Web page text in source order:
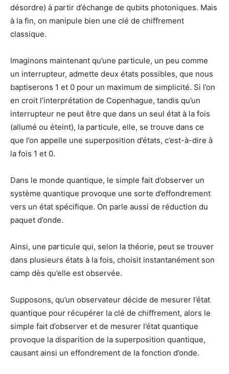
désordre) à partir d’échange de qubits photoniques. Mais
à la fin, on manipule bien une clé de chiffrement
classique.
Imaginons maintenant qu’une particule, un peu comme
un interrupteur, admette deux états possibles, que nous
baptiserons 1 et 0 pour un maximum de simplicité. Si l’on
en croit l’interprétation de Copenhague, tandis qu’un
interrupteur ne peut être que dans un seul état à la fois
(allumé ou éteint), la particule, elle, se trouve dans ce
que l’on appelle une superposition d’états, c’est-à-dire à
la fois 1 et 0.
Dans le monde quantique, le simple fait d’observer un
système quantique provoque une sorte d’effondrement
vers un état spécifique. On parle aussi de réduction du
paquet d’onde.
Ainsi, une particule qui, selon la théorie, peut se trouver
dans plusieurs états à la fois, choisit instantanément son
camp dès qu’elle est observée.
Supposons, qu’un observateur décide de mesurer l’état
quantique pour récupérer la clé de chiffrement, alors le
simple fait d’observer et de mesurer l’état quantique
provoque la disparition de la superposition quantique,
causant ainsi un effondrement de la fonction d’onde.